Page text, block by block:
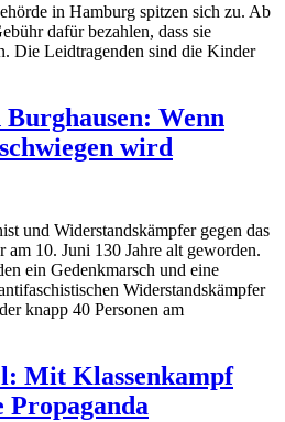
in Hamburg spitzen sich zu. Ab
dafür bezahlen, dass sie
Die Leidtragenden sind die Kinder
Wenn
wird
und Widerstandskämpfer gegen das
am 10. Juni 130 Jahre alt geworden.
ein Gedenkmarsch und eine
Widerstandskämpfer
knapp 40 Personen am
Mit Klassenkampf
Propaganda